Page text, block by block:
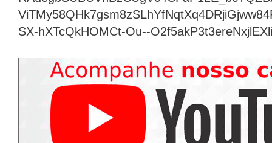
SX-hXTcQkHOMCt-Ou--